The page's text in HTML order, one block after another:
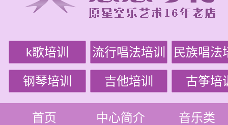
k歌培训 流行唱法培训 民族唱法
钢琴培训 吉他培训 古筝培
首页 中心简介 音乐类